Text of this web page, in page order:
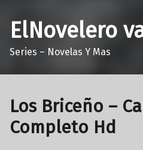
ElNovelero
Series – Novelas Y Mas
Los Briceño –
Completo Hd